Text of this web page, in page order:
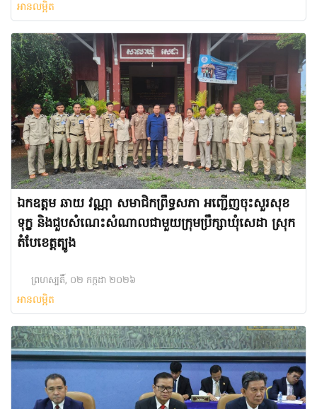
អានលម្អិត
ឯកឧត្តម ឆាយ វណ្ណា សមាជិកព្រឹទ្ធសភា អញ្ជើញចុះសួរសុខ
ទុក្ខ និងជួបសំណេះសំណាលជាមួយក្រុមប្រឹក្សាឃុំសេដា ស្រុក
តំបែខេត្តត្បូង
ព្រហស្បតិ៍, ០២ កក្កដា ២០២៦
អានលម្អិត